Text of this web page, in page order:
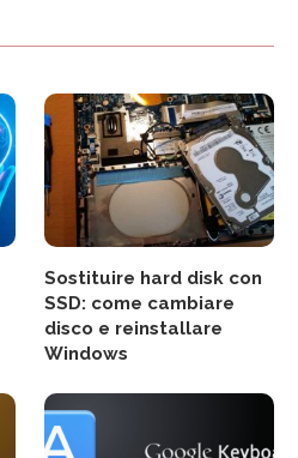
Sostituire hard disk con
SSD: come cambiare
disco e reinstallare
Windows